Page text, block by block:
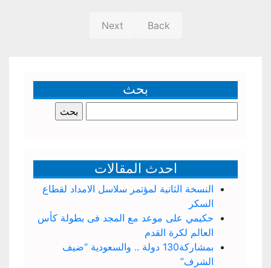
Back
Next
بحث
عن:
احدث المقالات
النسخة الثانية لمؤتمر سلاسل الامداد لقطاع
السكر
حكيمي على موعد مع المجد فى بطولة كأس
العالم لكرة القدم
بمشاركة130 دولة .. والسعودية “ضيف
الشرف”